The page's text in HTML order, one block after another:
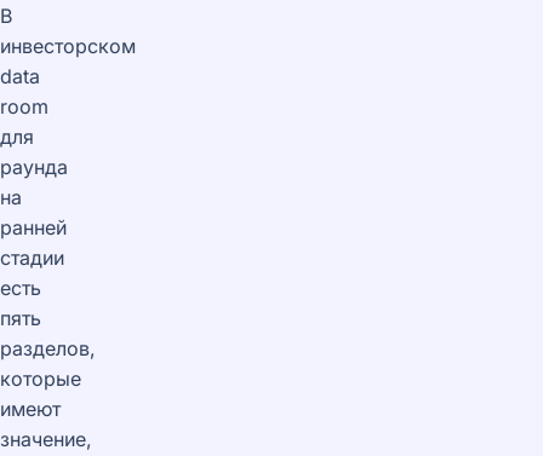
В
инвесторском
data
room
для
раунда
на
ранней
стадии
есть
пять
разделов,
которые
имеют
значение,